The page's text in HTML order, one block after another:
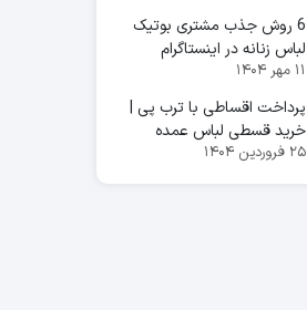
6 روش جذب مشتری بوتیک
لباس زنانه در اینستاگرام
۱۱ مهر ۱۴۰۴
پرداخت اقساطی با ترب پی |
خرید قسطی لباس عمده
۲۵ فروردین ۱۴۰۴